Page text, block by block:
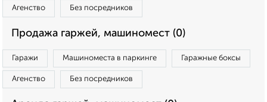
Агенство Без посредников
Продажа гаржей, машиномест (0)
Гаражи Машиноместа в паркинге Гаражные боксы
Агенство Без посредников